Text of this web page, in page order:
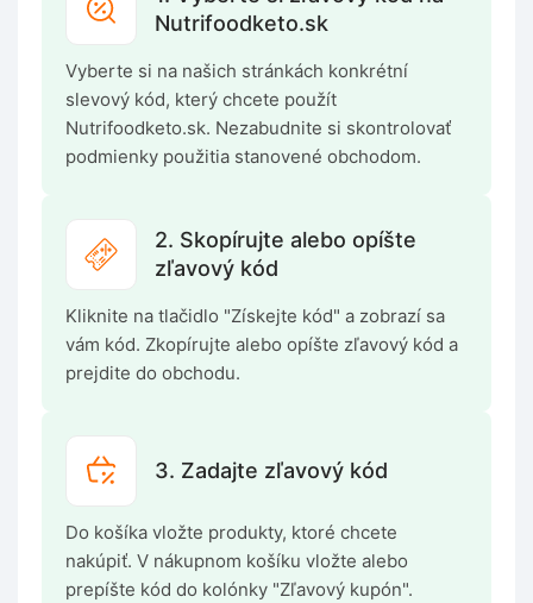
Nutrifoodketo.sk
Vyberte si na našich stránkách konkrétní
slevový kód, který chcete použít
Nutrifoodketo.sk. Nezabudnite si skontrolovať
podmienky použitia stanovené obchodom.
2. Skopírujte alebo opíšte
zľavový kód
Kliknite na tlačidlo "Získejte kód" a zobrazí sa
vám kód. Zkopírujte alebo opíšte zľavový kód a
prejdite do obchodu.
3. Zadajte zľavový kód
Do košíka vložte produkty, ktoré chcete
nakúpiť. V nákupnom košíku vložte alebo
prepíšte kód do kolónky "Zľavový kupón".